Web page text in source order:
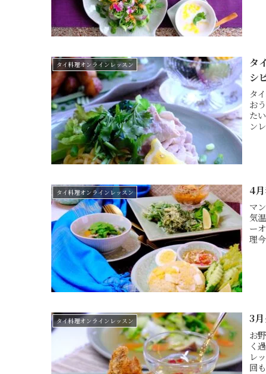
タイ料理オンラインレッスン
タ
シ
タ
お
た
ン
タイ料理オンラインレッスン 4
マ
気
ー
理
タイ料理オンラインレッスン 3
お
く
レ
回